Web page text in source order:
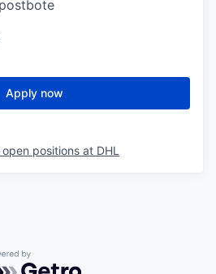
Apply now
open positions at DHL
by Getro.com